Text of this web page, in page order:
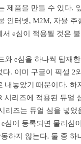
제품을 만들 수 있다.
인터넷, M2M, 자율 주
서 e심이 적용될 것은
와 e심을 하나씩 탑재
다. 이미 구글이 픽셀 2
내놓았기 때문이다. 하
시리즈에 적용된 듀얼
리즈는 듀얼 심을 넣었
심이 등록되면 물리심
하지 않는다. 둘 중 하